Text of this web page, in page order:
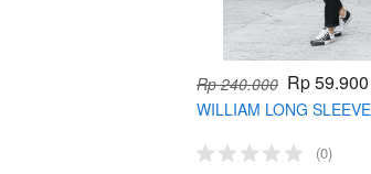
Rp 240.000 Rp 59.900
WILLIAM LONG
(0)